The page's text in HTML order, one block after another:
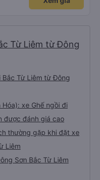
túc,
Từ Liêm từ Đông
Bắc Từ Liêm từ Đông
xe Ghế ngồi đi
được đánh giá cao
thường gặp khi đặt xe
Liêm
Sơn Bắc Từ Liêm